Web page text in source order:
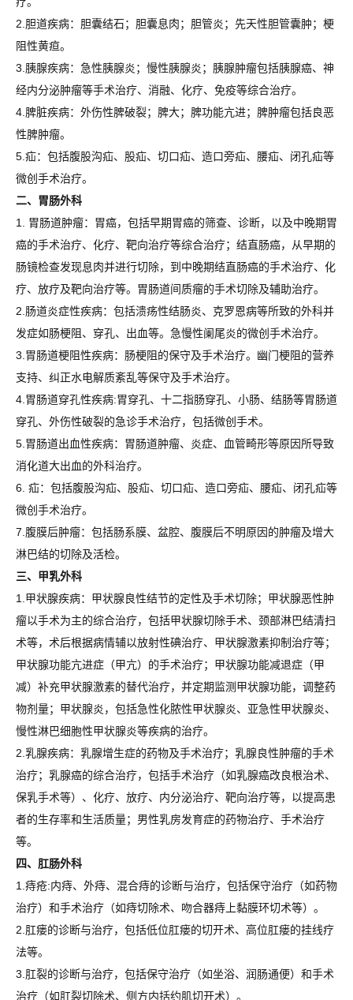
2.胆道疾病：胆囊结石；胆囊息肉；胆管炎；先天性胆管囊肿；梗
阻性黄疸。
3.胰腺疾病：急性胰腺炎；慢性胰腺炎；胰腺肿瘤包括胰腺癌、神
经内分泌肿瘤等手术治疗、消融、化疗、免疫等综合治疗。
4.脾脏疾病：外伤性脾破裂；脾大；脾功能亢进；脾肿瘤包括良恶
性脾肿瘤。
5.疝：包括腹股沟疝、股疝、切口疝、造口旁疝、腰疝、闭孔疝等
微创手术治疗。
二、胃肠外科
1. 胃肠道肿瘤：胃癌，包括早期胃癌的筛查、诊断，以及中晚期胃
癌的手术治疗、化疗、靶向治疗等综合治疗；结直肠癌，从早期的
肠镜检查发现息肉并进行切除，到中晚期结直肠癌的手术治疗、化
疗、放疗及靶向治疗等。胃肠道间质瘤的手术切除及辅助治疗。
2.肠道炎症性疾病：包括溃疡性结肠炎、克罗恩病等所致的外科并
发症如肠梗阻、穿孔、出血等。急慢性阑尾炎的微创手术治疗。
3.胃肠道梗阻性疾病：肠梗阻的保守及手术治疗。幽门梗阻的营养
支持、纠正水电解质紊乱等保守及手术治疗。
4.胃肠道穿孔性疾病:胃穿孔、十二指肠穿孔、小肠、结肠等胃肠道
穿孔、外伤性破裂的急诊手术治疗，包括微创手术。
5.胃肠道出血性疾病：胃肠道肿瘤、炎症、血管畸形等原因所导致
消化道大出血的外科治疗。
6. 疝：包括腹股沟疝、股疝、切口疝、造口旁疝、腰疝、闭孔疝等
微创手术治疗。
7.腹膜后肿瘤：包括肠系膜、盆腔、腹膜后不明原因的肿瘤及增大
淋巴结的切除及活检。
三、甲乳外科
1.甲状腺疾病：甲状腺良性结节的定性及手术切除；甲状腺恶性肿
瘤以手术为主的综合治疗，包括甲状腺切除手术、颈部淋巴结清扫
术等，术后根据病情辅以放射性碘治疗、甲状腺激素抑制治疗等；
甲状腺功能亢进症（甲亢）的手术治疗；甲状腺功能减退症（甲
减）补充甲状腺激素的替代治疗，并定期监测甲状腺功能，调整药
物剂量；甲状腺炎，包括急性化脓性甲状腺炎、亚急性甲状腺炎、
慢性淋巴细胞性甲状腺炎等疾病的治疗。
2.乳腺疾病：乳腺增生症的药物及手术治疗；乳腺良性肿瘤的手术
治疗；乳腺癌的综合治疗，包括手术治疗（如乳腺癌改良根治术、
保乳手术等）、化疗、放疗、内分泌治疗、靶向治疗等，以提高患
者的生存率和生活质量；男性乳房发育症的药物治疗、手术治疗
等。
四、肛肠外科
1.痔疮:内痔、外痔、混合痔的诊断与治疗，包括保守治疗（如药物
治疗）和手术治疗（如痔切除术、吻合器痔上黏膜环切术等）。
2.肛瘘的诊断与治疗，包括低位肛瘘的切开术、高位肛瘘的挂线疗
法等。
3.肛裂的诊断与治疗，包括保守治疗（如坐浴、润肠通便）和手术
治疗（如肛裂切除术、侧方内括约肌切开术）。